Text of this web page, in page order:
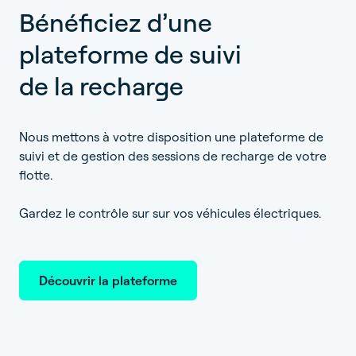
Bénéficiez d’une
plateforme de suivi
de la recharge
Nous mettons à votre disposition une plateforme de
suivi et de gestion des sessions de recharge de votre
flotte.
Gardez le contrôle sur sur vos véhicules électriques.
Découvrir la plateforme